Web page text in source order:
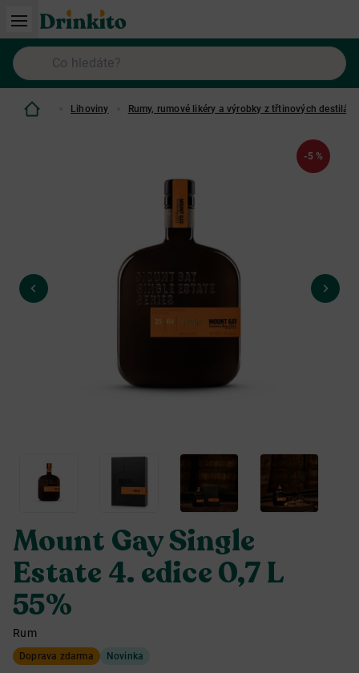
Lihoviny Rumy, rumové likéry a výrobky z třtinových destilátů
-5 %
Mount Gay Single
Estate 4. edice 0,7 L
55%
Rum
Doprava zdarma Novinka